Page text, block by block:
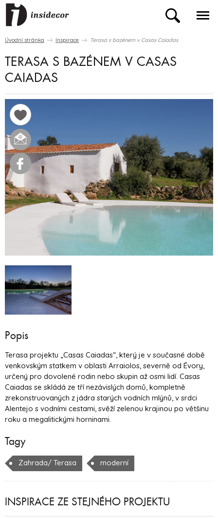
Úvodní stránka Inspirace Terasa s bazénem v Casas Caiadas
TERASA S BAZÉNEM V CASAS
CAIADAS
Popis
Terasa projektu „Casas Caiadas“, který je v současné době
venkovským statkem v oblasti Arraiolos, severně od Évory,
určený pro dovolené rodin nebo skupin až osmi lidí. Casas
Caiadas se skládá ze tří nezávislých domů, kompletně
zrekonstruovaných z jádra starých vodních mlýnů, v srdci
Alentejo s vodními cestami, svěží zelenou krajinou po většinu
roku a megalitickými horninami.
Tagy
Zahrada/ Terasa moderní
INSPIRACE ZE STEJNÉHO PROJEKTU